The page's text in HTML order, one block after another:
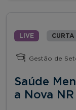
LIVE CURTA
Gestão de
Saúde
a Nova NR